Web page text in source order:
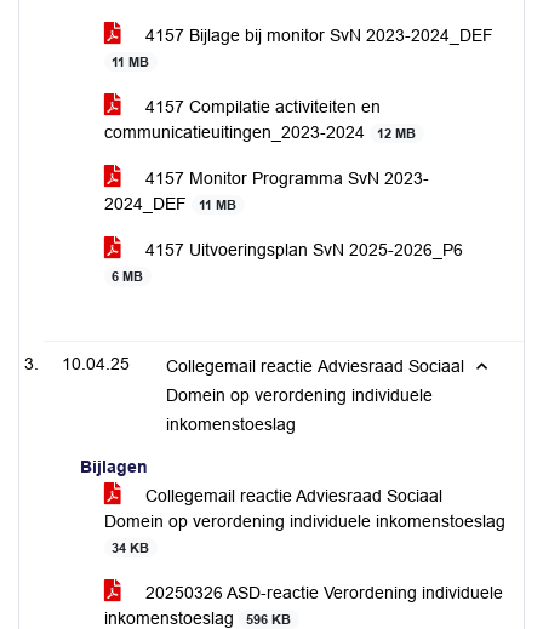
4157 Bijlage bij monitor SvN 2023-2024_DEF
11 MB
4157 Compilatie activiteiten en
communicatieuitingen_2023-2024
12 MB
4157 Monitor Programma SvN 2023-
2024_DEF
11 MB
4157 Uitvoeringsplan SvN 2025-2026_P6
6 MB
10.04.25
Collegemail reactie Adviesraad Sociaal
Domein op verordening individuele
inkomenstoeslag
Bijlagen
Collegemail reactie Adviesraad Sociaal
Domein op verordening individuele inkomenstoeslag
34 KB
20250326 ASD-reactie Verordening individuele
inkomenstoeslag
596 KB